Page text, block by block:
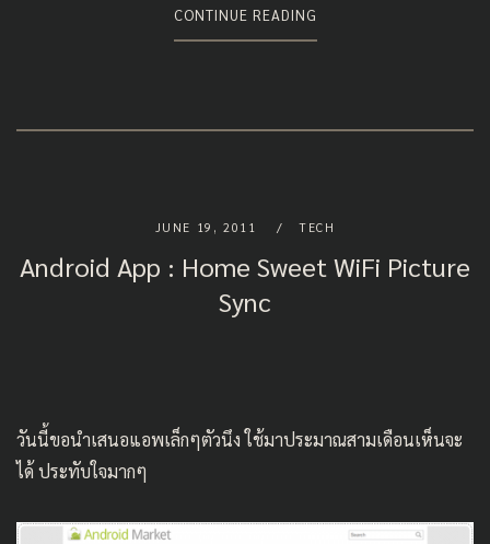
CONTINUE READING
JUNE 19, 2011 TECH
Android App : Home Sweet WiFi Picture
Sync
วันนี้ขอนำเสนอแอพเล็กๆตัวนึง ใช้มาประมาณสามเดือนเห็นจะ
ได้ ประทับใจมากๆ